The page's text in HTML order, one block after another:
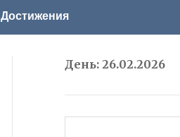
Достижения
День:26.02.2026